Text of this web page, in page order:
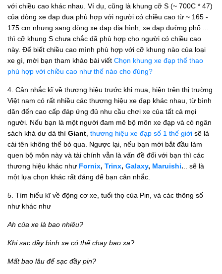
với chiều cao khác nhau. Ví dụ, cũng là khung cỡ S (~ 700C * 47)
của dòng xe đạp đua phù hợp với người có chiều cao từ ~ 165 -
175 cm nhưng sang dòng xe đạp địa hình, xe đạp đường phố ...
thì cỡ khung S chưa chắc đã phù hợp cho người có chiều cao
này. Để biết chiều cao mình phù hợp với cỡ khung nào của loại
xe gì, mời bạn tham khảo bài viết Chọn khung xe đạp thể thao
phù hợp với chiều cao như thế nào cho đúng?
4. Cân nhắc kĩ về thương hiệu trước khi mua, hiện trên thị trường
Việt nam có rất nhiều các thương hiệu xe đạp khác nhau, từ bình
dân đến cao cấp đáp ứng đủ nhu cầu chơi xe của tất cả mọi
người. Nếu bạn là một người đam mê bộ môn xe đạp và có ngân
sách khá dư dả thì Giant, thương hiệu xe đạp số 1 thế giới sẽ là
cái tên không thể bỏ qua. Ngược lại, nếu bạn mới bắt đầu làm
quen bộ môn này và tài chính vẫn là vấn đề đối với bạn thì các
thương hiệu khác như Fornix, Trinx, Galaxy, Maruishi... sẽ là
một lựa chọn khác rất đáng để bạn cân nhắc.
5. Tìm hiểu kĩ về động cơ xe, tuổi thọ của Pin, và các thông số
như khác như
Ah của xe là bao nhiêu?
Khi sạc đầy bình xe có thể chạy bao xa?
Mất bao lâu để sạc đầy pin?